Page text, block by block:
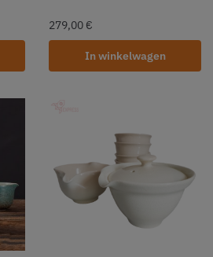
279,00 €
In winkelwagen